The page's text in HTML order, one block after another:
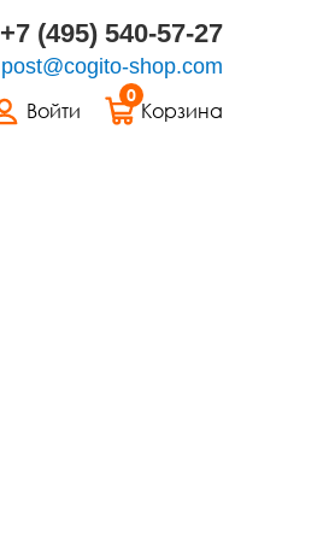
+7 (495) 540-57-27
post@cogito-shop.com
Войти
0
Корзина